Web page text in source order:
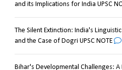
and its Implications for India UPSC
The Silent Extinction: India's
and the Case of Dogri UPSC NOTE
Bihar's Developmental Challenges: A